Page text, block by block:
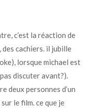
c’est la réaction de
cachiers. il jubille
lorsque michael est
discuter avant?).
deux personnes d’un
le film. ce que je